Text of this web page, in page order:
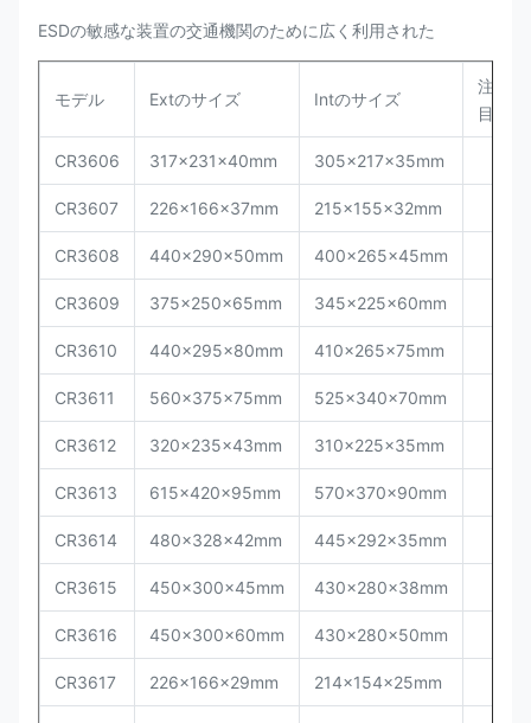
ESDの敏感な装置の交通機関のために広く利用された
モデル Extのサイズ Intのサイズ
注
目
CR3606 317x231x40mm 305x217x35mm
CR3607 226x166x37mm 215x155x32mm
CR3608 440x290x50mm 400x265x45mm
CR3609 375x250x65mm 345x225x60mm
CR3610 440x295x80mm 410x265x75mm
CR3611 560x375x75mm 525x340x70mm
CR3612 320x235x43mm 310x225x35mm
CR3613 615x420x95mm 570x370x90mm
CR3614 480x328x42mm 445x292x35mm
CR3615 450x300x45mm 430x280x38mm
CR3616 450x300x60mm 430x280x50mm
CR3617 226x166x29mm 214x154x25mm